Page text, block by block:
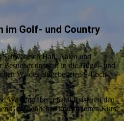
im Golf- und Country
Schwäbisch Hall, Aalen und
unseren in die Hügel- und
Waldes eingebetteten 9-Loch-
Wassergräben charakterisieren den
Gegebenheiten konstruierten Kurs.